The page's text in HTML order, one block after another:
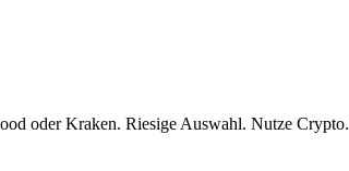
oder Kraken. Riesige Auswahl. Nutze